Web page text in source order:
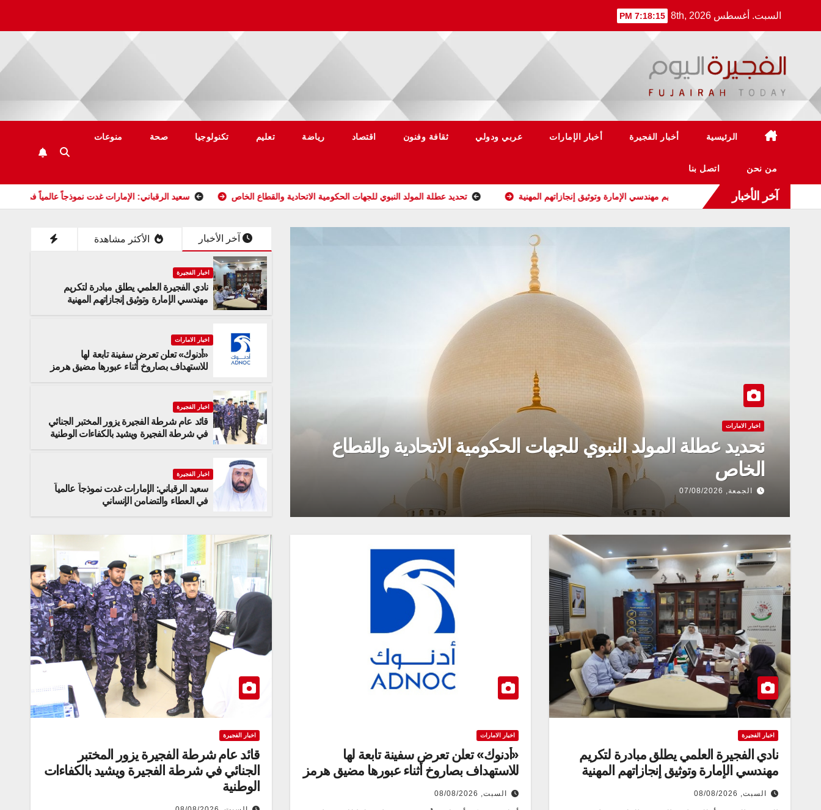
السبت. أغسطس 8th, 2026 7:18:16 PM
الرئيسية أخبار الفجيرة أخبار الإمارات عربي ودولي ثقافة وفنون اقتصاد رياضة تعليم تكنولوجيا صحة منوعات
من نحن اتصل بنا
آخر الأخبار سعيد الرقباني: الإمارات غدت نموذجاً عالمياً في العطاء والتضامن تحديد عطلة المولد النبوي للجهات الحكومية الاتحادية والقطاع الخاص العلمي يطلق مبادرة لتكريم مهندسي الإمارة وتوثيق إنجازاتهم المهنية
اخبار الفجيرة
سعيد الرقباني: الإمارات غدت
والتضامن الإنساني
الجمعة, 07/08/2026
اخبار الامارات
تحديد عطلة المولد النبوي للجهات الحكومية الاتحادية والقطاع
الخاص
الجمعة, 07/08/2026
آخر الأخبار الأكثر مشاهدة
اخبار الفجيرة
نادي الفجيرة العلمي يطلق مبادرة لتكريم
مهندسي الإمارة وتوثيق إنجازاتهم المهنية
اخبار الامارات
«أدنوك» تعلن تعرض سفينة تابعة لها
للاستهداف بصاروخ أثناء عبورها مضيق هرمز
اخبار الفجيرة
قائد عام شرطة الفجيرة يزور المختبر الجنائي
في شرطة الفجيرة ويشيد بالكفاءات الوطنية
اخبار الفجيرة
سعيد الرقباني: الإمارات غدت نموذجاً عالمياً
في العطاء والتضامن الإنساني
اخبار الفجيرة
نادي الفجيرة العلمي يطلق مبادرة لتكريم
مهندسي الإمارة وتوثيق إنجازاتهم المهنية
السبت, 08/08/2026
اخبار الامارات
«أدنوك» تعلن تعرض سفينة تابعة لها
للاستهداف بصاروخ أثناء عبورها مضيق هرمز
السبت, 08/08/2026
اخبار الفجيرة
قائد عام شرطة الفجيرة يزور المختبر
الجنائي في شرطة الفجيرة ويشيد بالكفاءات
الوطنية